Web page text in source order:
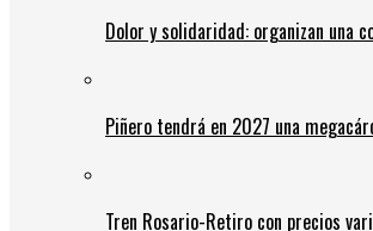
Dolor y solidaridad: organizan una
Piñero tendrá en 2027 una
Tren Rosario-Retiro con precios